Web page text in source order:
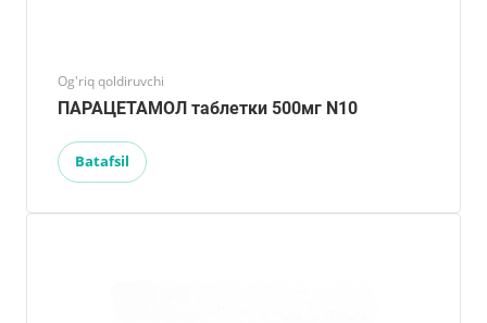
Og'riq qoldiruvchi
ПАРАЦЕТАМОЛ таблетки 500мг N10
Batafsil